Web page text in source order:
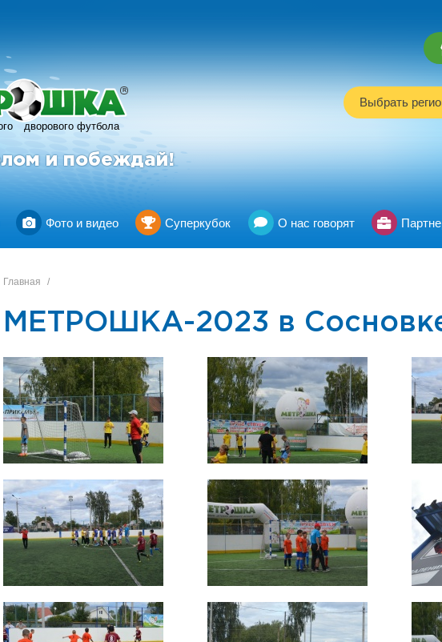
дворового футбола
R
и побеждай!
Выбрать
Фото и видео Суперкубок О нас говорят
Главная /
МЕТРОШКА-2023 в